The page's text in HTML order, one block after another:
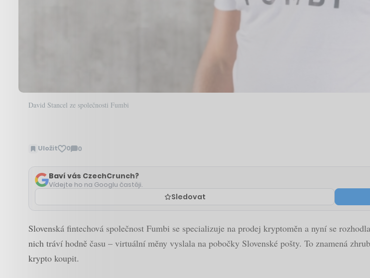
David Stancel ze společnosti Fumbi
Uložit 0 0
Zobrazit
Baví vás CzechCrunch?
Vídejte ho na Googlu častěji.
Sledovat
Slovenská fintechová společnost Fumbi se specializuje na prodej kryptoměn a nyní se
nich tráví hodně času – virtuální měny vyslala na pobočky Slovenské pošty. To znamená
krypto koupit.